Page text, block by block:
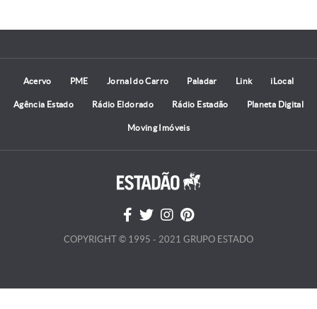
Acervo PME Jornal do Carro Paladar Link iLocal
Agência Estado Rádio Eldorado Rádio Estadão Planeta Digital
Moving Imóveis
COPYRIGHT © 1995 - 2021 GRUPO ESTADO